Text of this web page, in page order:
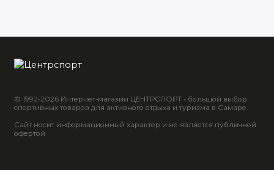
© 1992-2026 Интернет-магазин ЦЕНТРСПОРТ - большой выбор
спортивных товаров для активного отдыха и туризма в Самаре.
Сайт носит информационный характер и не является публичной
офертой